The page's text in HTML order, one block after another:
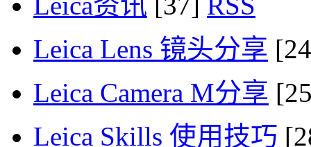
Leica Lens 镜头分享
Leica Camera M分享
Leica Skills 使用技巧